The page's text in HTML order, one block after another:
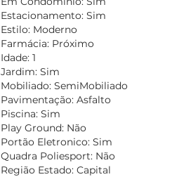
Estacionamento: Sim
Estilo: Moderno
Farmácia: Próximo
Idade: 1
Jardim: Sim
Mobiliado: SemiMobiliado
Pavimentação: Asfalto
Piscina: Sim
Play Ground: Não
Portão Eletronico: Sim
Quadra Poliesport: Não
Região Estado: Capital